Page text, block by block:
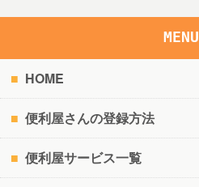
MENU
HOME
便利屋さんの登録方法
便利屋サービス一覧